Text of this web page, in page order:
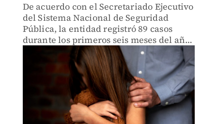
De acuerdo con el Secretariado Ejecutivo
del Sistema Nacional de Seguridad
Pública, la entidad registró 89 casos
durante los primeros seis meses del año
en curso.